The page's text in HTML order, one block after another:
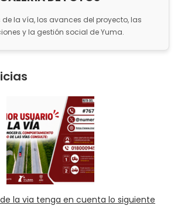
la vía, los avances del proyecto, las
y la gestión social de Yuma.
la via tenga en cuenta lo siguiente